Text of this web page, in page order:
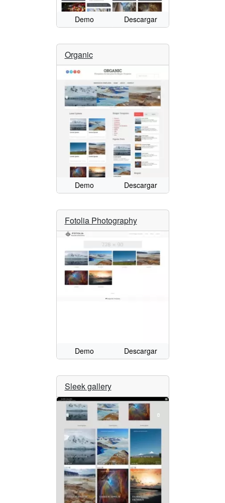
Demo Descargar
Organic
Demo Descargar
Fotolia Photography
Demo Descargar
Sleek gallery